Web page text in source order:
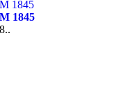
1845